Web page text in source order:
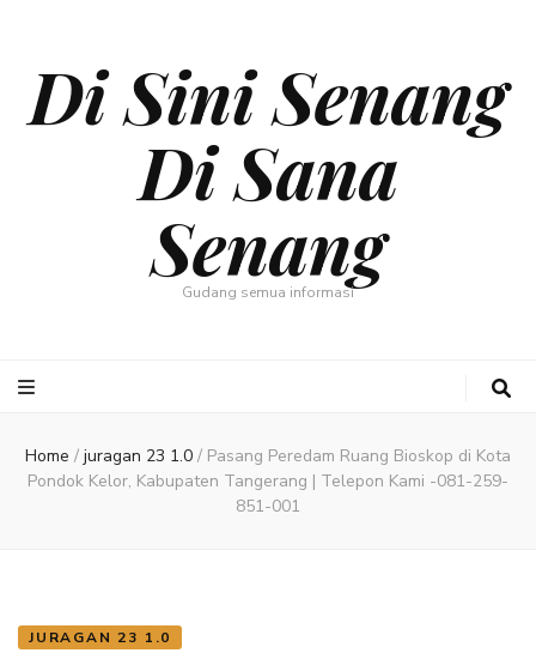
Di Sini Senang
Di Sana
Senang
Gudang semua informasi
Home / juragan 23 1.0 / Pasang Peredam Ruang Bioskop di Kota
Pondok Kelor, Kabupaten Tangerang | Telepon Kami -081-259-
851-001
JURAGAN 23 1.0